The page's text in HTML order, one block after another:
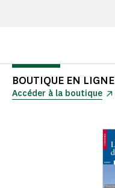
BOUTIQUE EN LIGNE
Accéder à la boutique